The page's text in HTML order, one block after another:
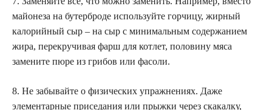
майонеза на бутерброде используйте горчицу, жирный
калорийный сыр – на сыр с минимальным содержанием
жира, перекручивая фарш для котлет, половину мяса
замените пюре из грибов или фасоли.
8. Не забывайте о физических упражнениях. Даже
элементарные приседания или прыжки через скакалку,